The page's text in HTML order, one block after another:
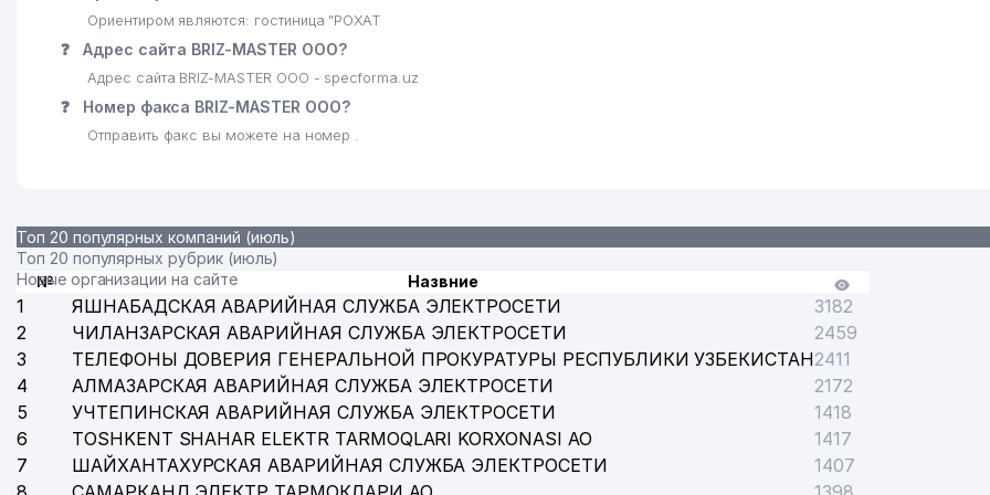
28 TOP SMM EXPERT ООО
SEZAM TRAVEL ООО
LEADER FINANCE ООО
33 ESTIMED ЧП
TOSHKENT METRO PROEKT ООО
GRAND CROSS MEDICAL ООО
FAZILAT KOMMUNAL ТЧСЖ
DGN METAL-MONTAJ ООО
ДЕТСКО-ЮНОШЕСКАЯ СПОРТИВНАЯ ШКОЛА (ДЮСШ) ЧИЛАНЗАРСКОГО РАЙОНА
Ориентиром являются: гостиница "РОХАТ
❓ Адрес сайта BRIZ-MASTER ООО?
Адрес сайта BRIZ-MASTER ООО - specforma.uz
❓ Номер факса BRIZ-MASTER ООО?
Отправить факс вы можете на номер .
Топ 20 популярных компаний (июль)
Топ 20 популярных рубрик (июль)
Новые организации на сайте
№ Назвние
1 ЯШНАБАДСКАЯ АВАРИЙНАЯ СЛУЖБА ЭЛЕКТРОСЕТИ
3182
2
ЧИЛАНЗАРСКАЯ АВАРИЙНАЯ СЛУЖБА ЭЛЕКТРОСЕТИ
2459
3
ТЕЛЕФОНЫ ДОВЕРИЯ ГЕНЕРАЛЬНОЙ ПРОКУРАТУРЫ РЕСПУБЛИКИ УЗБЕКИСТАН2411
4
АЛМАЗАРСКАЯ АВАРИЙНАЯ СЛУЖБА ЭЛЕКТРОСЕТИ
2172
5
УЧТЕПИНСКАЯ АВАРИЙНАЯ СЛУЖБА ЭЛЕКТРОСЕТИ
1418
6
TOSHKENT SHAHAR ELEKTR TARMOQLARI KORXONASI АО
1417
7
ШАЙХАНТАХУРСКАЯ АВАРИЙНАЯ СЛУЖБА ЭЛЕКТРОСЕТИ
1407